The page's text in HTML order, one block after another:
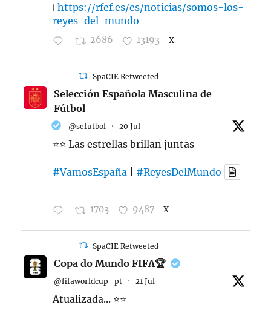
ℹ️https://rfef.es/es/noticias/somos-los-
reyes-del-mundo
2686 13193 X
SpaCIE Retweeted
Selección Española Masculina de
Fútbol
@sefutbol · 20 Jul
⭐️⭐️ Las estrellas brillan juntas
#VamosEspaña #ReyesDelMundo
1703 9487 X
SpaCIE Retweeted
Copa do Mundo FIFA🏆
@fifaworldcup_pt · 21 Jul
Atualizada... ⭐️⭐️